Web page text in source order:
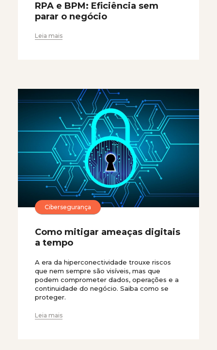
RPA e BPM: Eficiência sem
parar o negócio
Leia mais
Cibersegurança
Como mitigar ameaças digitais
a tempo
A era da hiperconectividade trouxe riscos
que nem sempre são visíveis, mas que
podem comprometer dados, operações e a
continuidade do negócio. Saiba como se
proteger.
Leia mais